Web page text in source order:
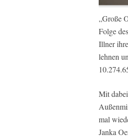
„Große
Folge
Illner
lehnen
Mit
mal
Janka